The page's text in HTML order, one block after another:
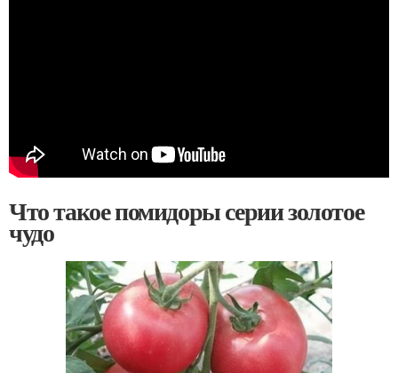
Что такое помидоры серии золотое
чудо